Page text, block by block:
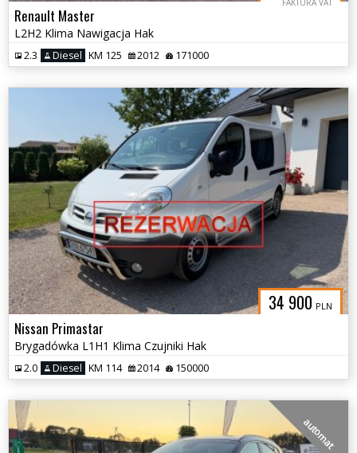
FAKTURA VAT
Renault Master
L2H2 Klima Nawigacja Hak
2.3 Diesel KM 125 2012 171000
34 900 PLN
Nissan Primastar
Brygadówka L1H1 Klima Czujniki Hak
2.0 Diesel KM 114 2014 150000
automat